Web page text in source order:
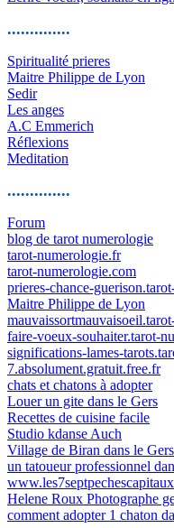
..............
Spiritualité prieres
Maitre Philippe de Lyon
Sedir
Les anges
A.C Emmerich
Réflexions
Meditation
..............
Forum
blog de tarot numerologie
tarot-numerologie.fr
tarot-numerologie.com
prieres-chance-
Maitre Philippe de Lyon
faire-voeux-souhaiter.tarot-
significations-lames-
7.absolument.gratuit.free.fr
chats et chatons à adopter
Louer un gite dans le Gers
Recettes de cuisine facile
Studio kdanse Auch
Village de Biran dans le Gers
un tatoueur professionnel
Helene Roux Photographe
comment adopter 1 chaton